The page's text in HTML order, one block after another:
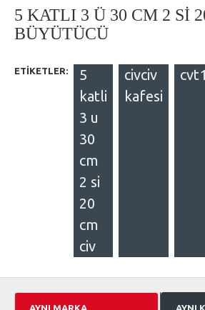
5 KATLI 3 Ü 30 CM 2 Sİ
BÜYÜTÜCÜ
ETIKETLER:
5
katli
3 u
30
cm
2 si
20
cm
civ
civciv
kafesi
AYNI MARKA AYNI